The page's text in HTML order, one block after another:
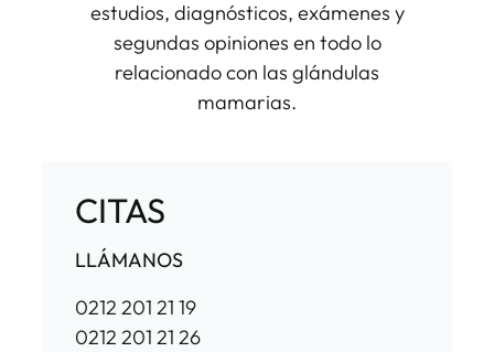
estudios, diagnósticos, exámenes y
segundas opiniones en todo lo
relacionado con las glándulas
mamarias.
CITAS
LLÁMANOS
0212 201 21 19
0212 201 21 26